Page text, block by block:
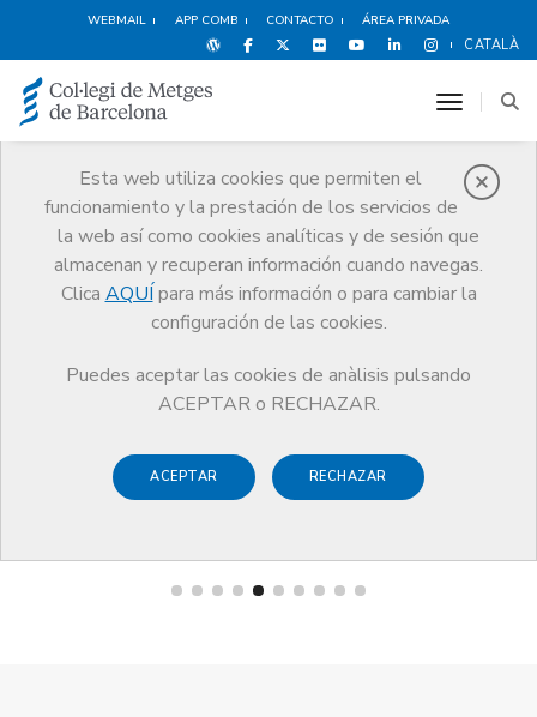
WEBMAIL APP COMB CONTACTO ÁREA PRIVADA
CATALÀ
Esta web utiliza cookies que permiten el
funcionamiento y la prestación de los servicios de
la web así como cookies analíticas y de sesión que
almacenan y recuperan información cuando navegas.
Clica AQUÍ para más información o para cambiar la
configuración de las cookies.
Puedes aceptar las cookies de anàlisis pulsando
ACEPTAR o RECHAZAR.
ACEPTAR RECHAZAR
toggle
Ventajas y
descuentos
Servicios Otros servicios
Ventajas y descuentos
Visita Observatorio Fabra